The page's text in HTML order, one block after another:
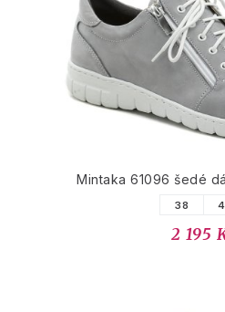
Mintaka 61096 šedé
38
2 195